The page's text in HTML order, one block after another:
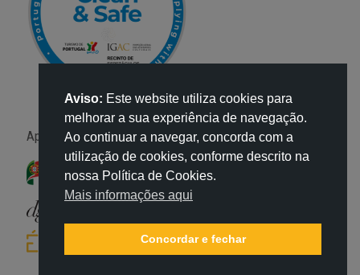
Apoio:
Aviso: Este website utiliza cookies para
melhorar a sua experiência de navegação.
Ao continuar a navegar, concorda com a
utilização de cookies, conforme descrito na
nossa Política de Cookies.
Mais informações aqui
Concordar e fechar